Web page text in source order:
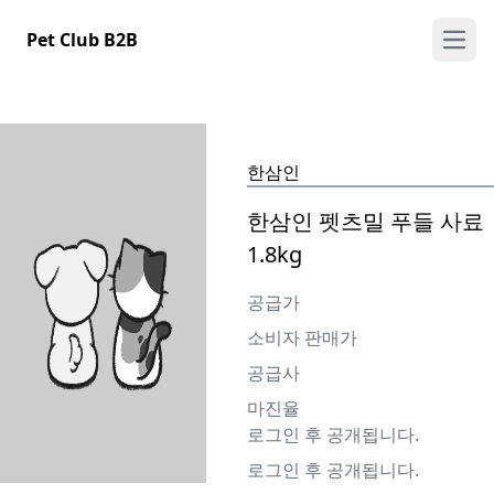
Pet Club B2B Open
한삼인
한삼인 펫츠밀 푸들 사료
1.8kg
공급가
소비자 판매가
공급사
마진율
로그인 후 공개됩니다.
로그인 후 공개됩니다.